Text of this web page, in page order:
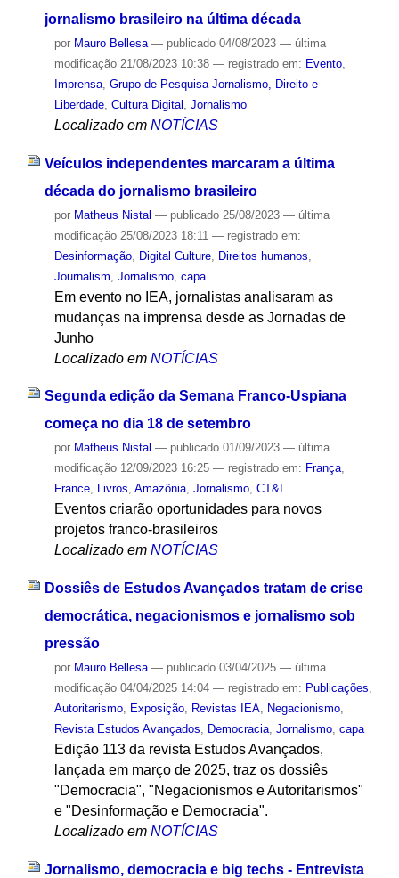
jornalismo brasileiro na última década
por Mauro Bellesa — publicado04/08/2023 — última
modificação21/08/2023 10:38 — registrado em: Evento,
Imprensa, Grupo de Pesquisa Jornalismo, Direito e
Liberdade, Cultura Digital Jornalismo
Localizado em NOTÍCIAS
Veículos independentes marcaram a última
década do jornalismo brasileiro
por Matheus Nistal — publicado25/08/2023 — última
modificação25/08/2023 18:11 — registrado em:
Desinformação, Digital Culture, Direitos humanos
Journalism Jornalismo, capa
Em evento no IEA, jornalistas analisaram as
mudanças na imprensa desde as Jornadas de
Junho
Localizado em NOTÍCIAS
Segunda edição da Semana Franco-Uspiana
começa no dia 18 de setembro
por Matheus Nistal — publicado01/09/2023 — última
modificação12/09/2023 16:25 — registrado em: França,
France, Livros, Amazônia, Jornalismo, CT&I
Eventos criarão oportunidades para novos
projetos franco-brasileiros
Localizado em NOTÍCIAS
Dossiês de Estudos Avançados tratam de crise
democrática, negacionismos e jornalismo sob
pressão
por Mauro Bellesa — publicado03/04/2025 — última
modificação04/04/2025 14:04 — registrado em: Publicações,
Autoritarismo, Exposição, Revistas IEA, Negacionismo,
Revista Estudos Avançados, Democracia, Jornalismo, capa
Edição 113 da revista Estudos Avançados,
lançada em março de 2025, traz os dossiês
"Democracia", "Negacionismos e Autoritarismos"
e "Desinformação e Democracia".
Localizado em NOTÍCIAS
Jornalismo, democracia e big techs - Entrevista